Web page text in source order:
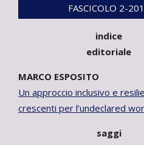
FASCICOLO 2-
indice
editoriale
MARCO ESPOSITO
Un approccio inclusivo e
crescenti per l’undeclared
saggi